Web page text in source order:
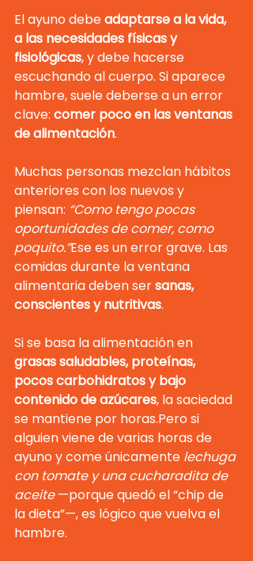
El ayuno debe adaptarse a la vida,
a las necesidades físicas y
fisiológicas, y debe hacerse
escuchando al cuerpo. Si aparece
hambre, suele deberse a un error
clave: comer poco en las ventanas
de alimentación.
Muchas personas mezclan hábitos
anteriores con los nuevos y
piensan: “Como tengo pocas
oportunidades de comer, como
poquito.”Ese es un error grave. Las
comidas durante la ventana
alimentaria deben ser sanas,
conscientes y nutritivas.
Si se basa la alimentación en
grasas saludables, proteínas,
pocos carbohidratos y bajo
contenido de azúcares, la saciedad
se mantiene por horas.Pero si
alguien viene de varias horas de
ayuno y come únicamente lechuga
con tomate y una cucharadita de
aceite —porque quedó el “chip de
la dieta”—, es lógico que vuelva el
hambre.